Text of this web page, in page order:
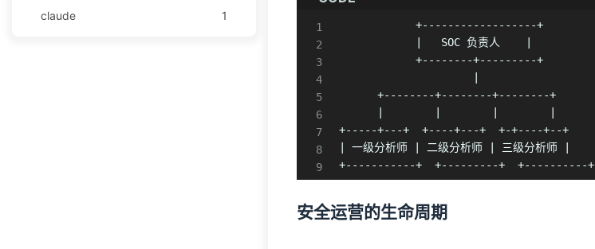
            +------------------+
            +--------+---------+
      +--------+--------+--------+
+-----+---+  +----+---+  +-+----+--+
| 一级分析师 | 二级分析师 | 三级分析师 |
+-----------+  +---------+  +----------+
安全运营的生命周期
claude 1